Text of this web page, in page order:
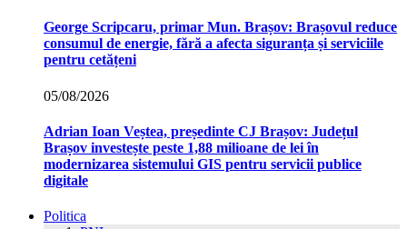
George Scripcaru, primar Mun. Brașov: Brașovul reduce
consumul de energie, fără a afecta siguranța și serviciile
pentru cetățeni
05/08/2026
Adrian Ioan Veștea, președinte CJ Brașov: Județul
Brașov investește peste 1,88 milioane de lei în
modernizarea sistemului GIS pentru servicii publice
digitale
Politica